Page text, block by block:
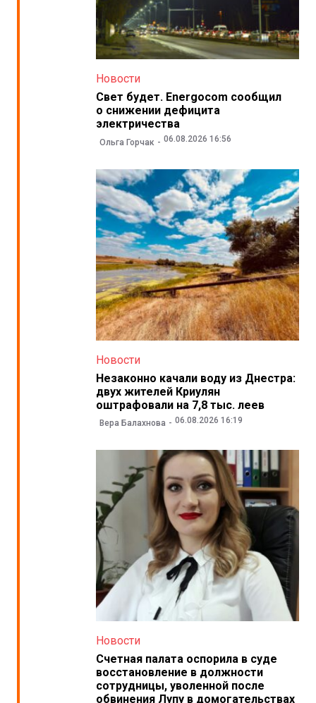
Новости
Свет будет. Energocom сообщил
о снижении дефицита
электричества
Ольга Горчак 06.08.2026 16:56
Новости
Незаконно качали воду из Днестра:
двух жителей Криулян
оштрафовали на 7,8 тыс. леев
Вера Балахнова 06.08.2026 16:19
Новости
Счетная палата оспорила в суде
восстановление в должности
сотрудницы, уволенной после
обвинения Лупу в домогательствах